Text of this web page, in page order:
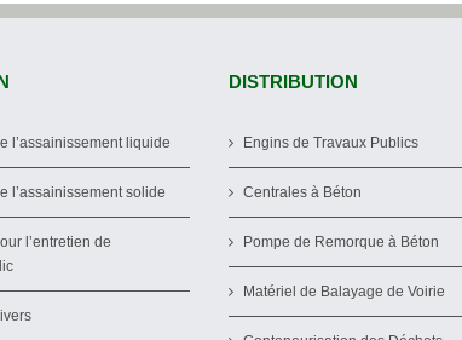
l’assainissement liquide
l’assainissement solide
l’entretien de
DISTRIBUTION
Engins de Travaux Publics
Centrales à Béton
Pompe de Remorque à Béton
Matériel de Balayage de Voirie